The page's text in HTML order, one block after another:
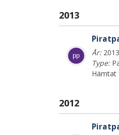
2013
pp År:2013
Type:
Hämtat
2012